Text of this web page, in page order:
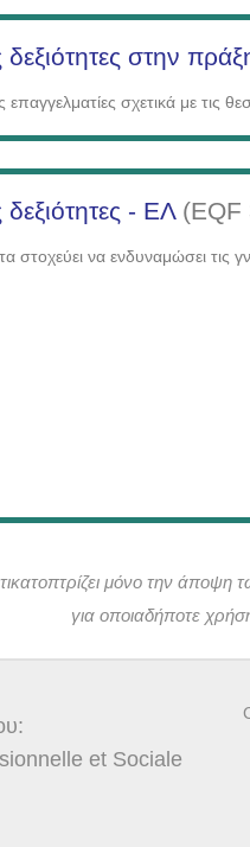
δεξιότητες στην
σχετικά με τις
δεξιότητες - ΕΛ (EQF
στοχεύει να ενδυναμώσει τις
μόνο την
για οποιαδήποτε
et Sociale